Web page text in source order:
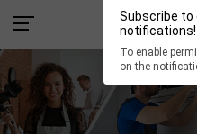
Subscribe to
notifications!
To enable
on the